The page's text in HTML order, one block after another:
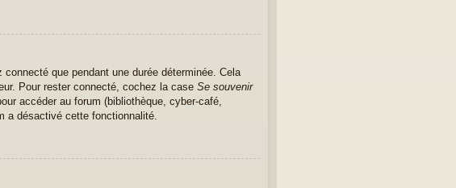
que pendant une durée déterminée. Cela
Pour rester connecté, cochez la case Se souvenir
accéder au forum (bibliothèque, cyber-café,
a désactivé cette fonctionnalité.